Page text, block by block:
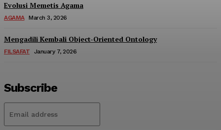
Evolusi Memetis Agama
AGAMA March 3, 2026
Mengadili Kembali Object-Oriented Ontology
FILSAFAT January 7, 2026
Subscribe